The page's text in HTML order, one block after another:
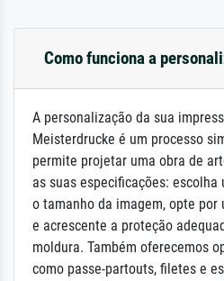
Como funciona a
A personalização da sua
Meisterdrucke é um processo
permite projetar uma obra de
as suas especificações:
o tamanho da imagem, opte por
e acrescente a proteção
moldura. Também oferecemos
como passe-partouts, filetes e